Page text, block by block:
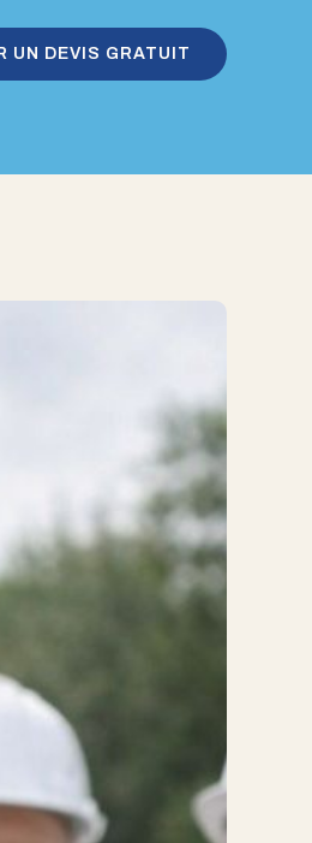
UN DEVIS GRATUIT